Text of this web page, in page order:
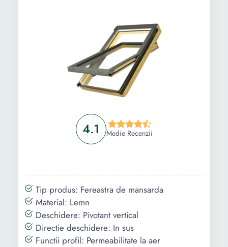
4.1 Medie Recenzii
Tip produs: Fereastra de mansarda
Material: Lemn
Deschidere: Pivotant vertical
Directie deschidere: In sus
Functii profil: Permeabilitate la aer